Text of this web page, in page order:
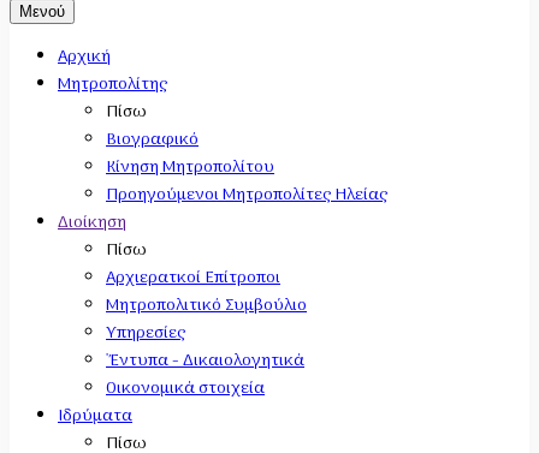
Μενού
Αρχική
Μητροπολίτης
Πίσω
Βιογραφικό
Κίνηση Μητροπολίτου
Προηγούμενοι Μητροπολίτες Ηλείας
Διοίκηση
Πίσω
Αρχιερατκοί Επίτροποι
Μητροπολιτικό Συμβούλιο
Υπηρεσίες
'Έντυπα - Δικαιολογητικά
Οικονομικά στοιχεία
Ιδρύματα
Πίσω